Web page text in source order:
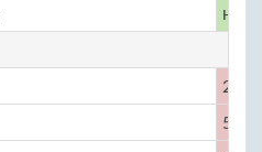
2075
5090